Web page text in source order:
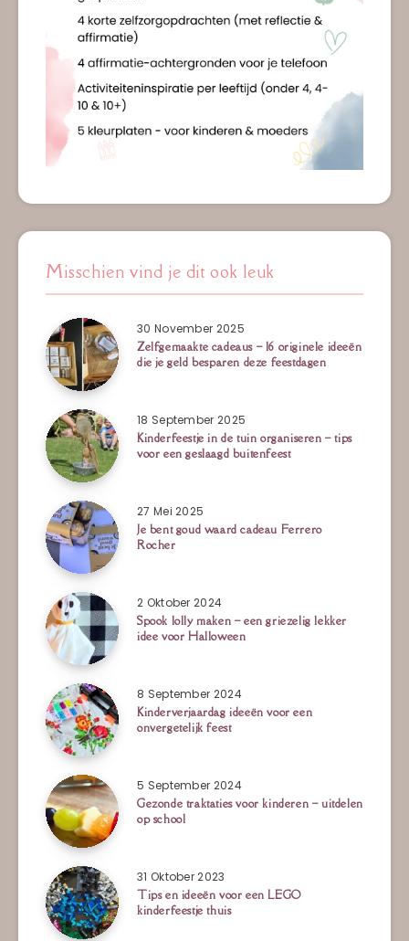
Misschien vind je dit ook leuk
30 November 2025
Zelfgemaakte cadeaus – 16 originele ideeën
die je geld besparen deze feestdagen
18 September 2025
Kinderfeestje in de tuin organiseren – tips
voor een geslaagd buitenfeest
27 Mei 2025
Je bent goud waard cadeau Ferrero
Rocher
2 Oktober 2024
Spook lolly maken – een griezelig lekker
idee voor Halloween
8 September 2024
Kinderverjaardag ideeën voor een
onvergetelijk feest
5 September 2024
Gezonde traktaties voor kinderen – uitdelen
op school
31 Oktober 2023
Tips en ideeën voor een LEGO
kinderfeestje thuis